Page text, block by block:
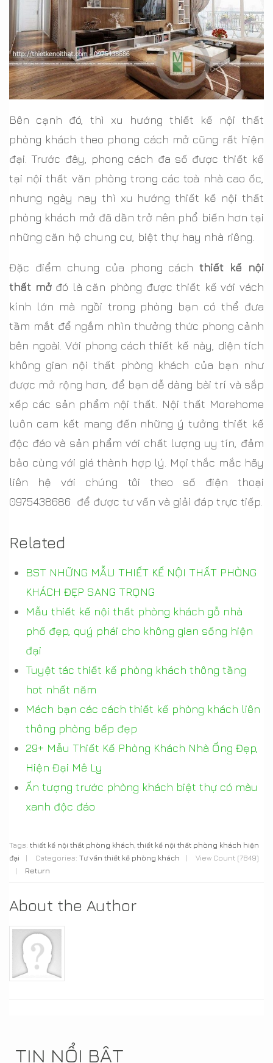
Bên cạnh đó, thì xu hướng thiết kế nội thất
phòng khách theo phong cách mở cũng rất hiện
đại. Trước đây, phong cách đa số được thiết kế
tại nội thất văn phòng trong các toà nhà cao ốc,
nhưng ngày nay thì xu hướng thiết kế nội thất
phòng khách mở đã dần trở nên phổ biến hơn tại
những căn hộ chung cư, biệt thự hay nhà riêng.
Đặc điểm chung của phong cáchthiết kế nội
thất mởđó là căn phòng được thiết kế với vách
kính lớn mà ngồi trong phòng bạn có thể đưa
tầm mắt để ngắm nhìn thưởng thức phong cảnh
bên ngoài. Với phong cách thiết kế này, diện tích
không gian nội thất phòng khách của bạn như
được mở rộng hơn, để bạn dễ dàng bài trí và sắp
xếp các sản phẩm nội thất. Nội thất Morehome
luôn cam kết mang đến những ý tưởng thiết kế
độc đáo và sản phẩm với chất lượng uy tín, đảm
bảo cùng với giá thành hợp lý. Mọi thắc mắc hãy
liên hệ với chúng tôi theo số điện thoại
0975438686 để được tư vấn và giải đáp trực tiếp.
Related
BST NHỮNG MẪU THIẾT KẾ NỘI THẤT PHÒNG
KHÁCH ĐẸP SANG TRỌNG
Mẫu thiết kế nội thất phòng khách gỗ nhà
phố đẹp, quý phái cho không gian sống hiện
đại
Tuyệt tác thiết kế phòng khách thông tầng
hot nhất năm
Mách bạn các cách thiết kế phòng khách liên
thông phòng bếp đẹp
29+ Mẫu Thiết Kế Phòng Khách Nhà Ống Đẹp,
Hiện Đại Mê Ly
Ấn tượng trước phòng khách biệt thự có màu
xanh độc đáo
Tags: thiết kế nội thất phòng khách thiết kế nội thất phòng khách hiện
đại
| Categories: Tư vấn thiết kế phòng khách |
View Count (7849)
|
Return
About the Author
TIN NỔI BẬT